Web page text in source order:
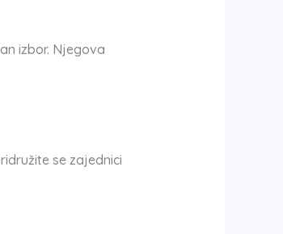
izbor. Njegova
se zajednici